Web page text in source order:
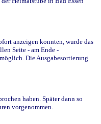
anzeigen konnten, wurde das
Seite - am Ende -
Die Ausgabesortierung
haben. Später dann so
vorgenommen.